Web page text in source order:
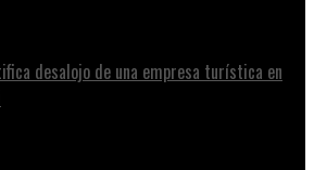
desalojo de una empresa turística en